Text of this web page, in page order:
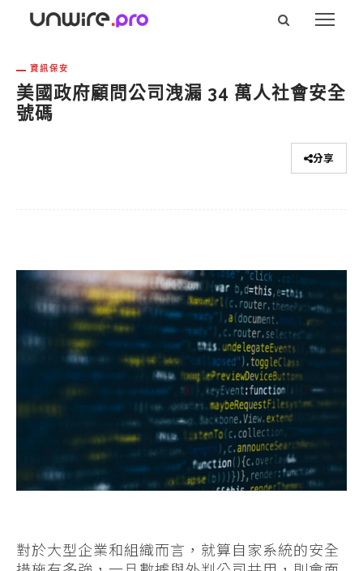
資訊保安
美國政府顧問公司洩漏 34 萬人社會安全
號碼
分享
對於大型企業和組織而言，就算自家系統的安全